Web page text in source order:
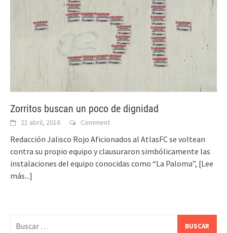
Zorritos buscan un poco de dignidad
21 abril, 2016 Comment
Redacción Jalisco Rojo Aficionados al AtlasFC se voltean
contra su propio equipo y clausuraron simbólicamente las
instalaciones del equipo conocidas como “La Paloma”, [Lee
más...]